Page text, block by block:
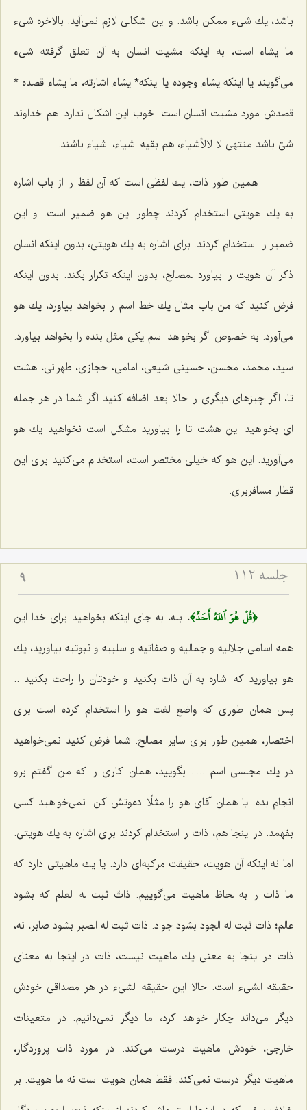
باشد، یك شیء ممكن باشد. و این اشكالى لازم نمى‌آید. بالاخره شیء
ما یشاء است، به اینكه مشیت انسان به آن تعلق گرفته شیء
مى‌گویند یا اینكه یشاء وجوده یا اینكه* یشاء اشارته، ما یشاء قصده *
قصدش مورد مشیت انسان است. خوب این اشكال ندارد. هم خداوند
شىٌ باشد منتهى لا لالأشیاء، هم بقیه اشیاء، اشیاء باشند.
همین طور ذات، یك لفظى است كه آن لفظ را از باب اشاره
به یك هویتى استخدام كردند چطور این هو ضمیر است. و این
ضمیر را استخدام كردند. براى اشاره به یك هویتى، بدون اینكه انسان
ذكر آن هویت را بیاورد لمصالح، بدون اینكه تكرار بكند. بدون اینكه
فرض كنید كه من باب مثال یك خط اسم را بخواهد بیاورد، یك هو
مى‌آورد. به خصوص اگر بخواهد اسم یكى مثل بنده را بخواهد بیاورد.
سید، محمد، محسن، حسینى شیعى، امامى، حجازى، طهرانى، هشت
تا، اگر چیزهاى دیگرى را حالا بعد اضافه كنید اگر شما در هر جمله
اى بخواهید این هشت تا را بیاورید مشكل است نخواهید یك هو
مى‌آورید. این هو كه خیلى مختصر است، استخدام مى‌كنید براى این
قطار مسافربرى.
جلسه ۱۱۲ 9
﴿قُلۡ هُوَ ٱللَهُ أَحَدٌ﴾، بله، به جاى اینكه بخواهید براى خدا این
همه اسامى جلالیه و جمالیه و صفاتیه و سلبیه و ثبوتیه بیاورید، یك
هو بیاورید كه اشاره به آن ذات بكنید و خودتان را راحت بكنید ..
پس همان طورى كه واضع لغت هو را استخدام كرده است براى
اختصار، همین طور براى سایر مصالح. شما فرض كنید نمى‌خواهید
در یك مجلسى اسم ..... بگویید، همان كارى را كه من گفتم برو
انجام بده. یا همان آقاى هو را مثلًا دعوتش كن. نمى‌خواهید كسى
بفهمد. در اینجا هم، ذات را استخدام كردند براى اشاره به یك هویتى.
اما نه اینكه آن هویت، حقیقت مركبه‌اى دارد. یا یك ماهیتى دارد كه
ما ذات را به لحاظ ماهیت مى‌گوییم. ذاتّ ثبت له العلم كه بشود
عالم؛ ذات ثبت له الجود بشود جواد. ذات ثبت له الصبر بشود صابر، نه،
ذات در اینجا به معنى یك ماهیت نیست، ذات در اینجا به معناى
حقیقه الشیء است. حالا این حقیقه الشیء در هر مصداقى خودش
دیگر مى‌داند چكار خواهد كرد، ما دیگر نمى‌دانیم. در متعینات
خارجى، خودش ماهیت درست مى‌كند. در مورد ذات پروردگار،
ماهیت دیگر درست نمى‌كند. فقط همان هویت است نه ما هویت. بر